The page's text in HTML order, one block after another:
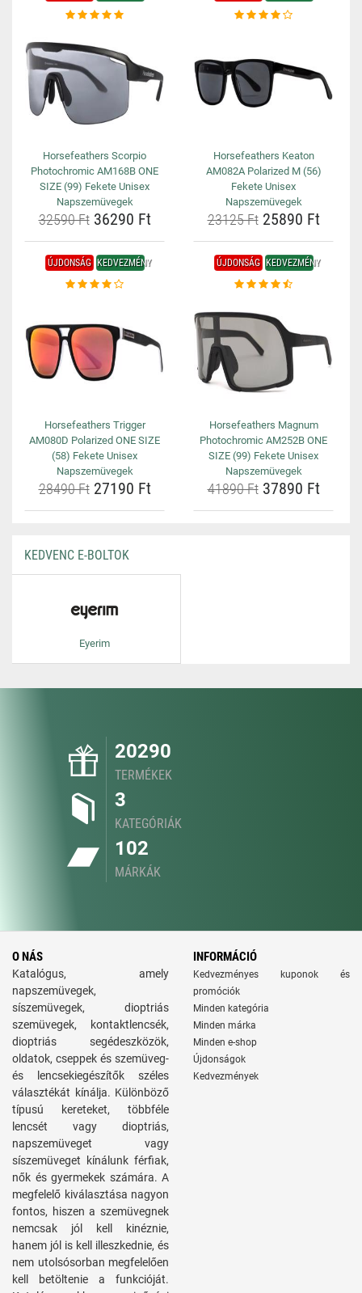
Horsefeathers Scorpio
Photochromic AM168B ONE
SIZE (99) Fekete Unisex
Napszemüvegek
32590 Ft36290 Ft
Horsefeathers Keaton
AM082A Polarized M (56)
Fekete Unisex
Napszemüvegek
23125 Ft25890 Ft
ÚJDONSÁG KEDVEZMÉNY
Horsefeathers Trigger
AM080D Polarized ONE SIZE
(58) Fekete Unisex
Napszemüvegek
28490 Ft27190 Ft
ÚJDONSÁG KEDVEZMÉNY
Horsefeathers Magnum
Photochromic AM252B ONE
SIZE (99) Fekete Unisex
Napszemüvegek
41890 Ft37890 Ft
KEDVENC E-BOLTOK
Eyerim
20290
TERMÉKEK
3
KATEGÓRIÁK
102
MÁRKÁK
O NÁS
Katalógus, amely
napszemüvegek,
síszemüvegek, dioptriás
szemüvegek, kontaktlencsék,
dioptriás segédeszközök,
oldatok, cseppek és szemüveg-
és lencsekiegészítők széles
választékát kínálja. Különböző
típusú kereteket, többféle
lencsét vagy dioptriás,
napszemüveget vagy
síszemüveget kínálunk férfiak,
nők és gyermekek számára. A
megfelelő kiválasztása nagyon
fontos, hiszen a szemüvegnek
nemcsak jól kell kinéznie,
hanem jól is kell illeszkednie, és
nem utolsósorban megfelelően
kell betöltenie a funkcióját.
INFORMÁCIÓ
Kedvezményes kuponok és
promóciók
Minden kategória
Minden márka
Minden e-shop
Újdonságok
Kedvezmények